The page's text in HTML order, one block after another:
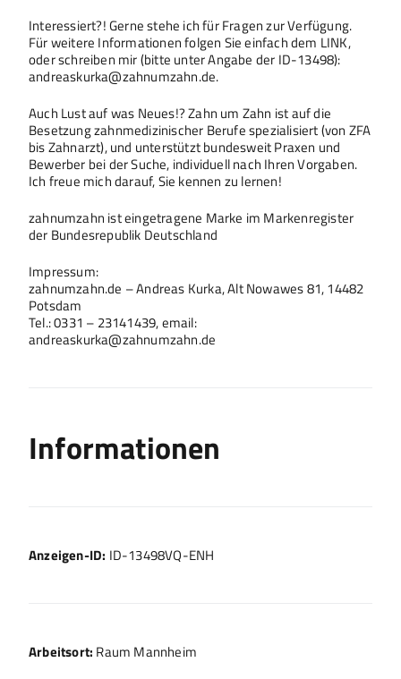
Interessiert?! Gerne stehe ich für Fragen zur Verfügung.
Für weitere Informationen folgen Sie einfach dem LINK,
oder schreiben mir (bitte unter Angabe der ID-13498):
andreaskurka@zahnumzahn.de.
Auch Lust auf was Neues!? Zahn um Zahn ist auf die
Besetzung zahnmedizinischer Berufe spezialisiert (von ZFA
bis Zahnarzt), und unterstützt bundesweit Praxen und
Bewerber bei der Suche, individuell nach Ihren Vorgaben.
Ich freue mich darauf, Sie kennen zu lernen!
zahnumzahn ist eingetragene Marke im Markenregister
der Bundesrepublik Deutschland
Impressum:
zahnumzahn.de – Andreas Kurka, Alt Nowawes 81, 14482
Potsdam
Tel.: 0331 – 23141439, email:
andreaskurka@zahnumzahn.de
Informationen
Anzeigen-ID: ID-13498VQ-ENH
Arbeitsort: Raum Mannheim